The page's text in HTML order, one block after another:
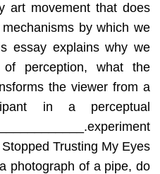
art movement that does
by which we
essay explains why we
perception, what the
the viewer from a
in a perceptual
experiment.________________________________________
Trusting My Eyes
photograph of a pipe, do